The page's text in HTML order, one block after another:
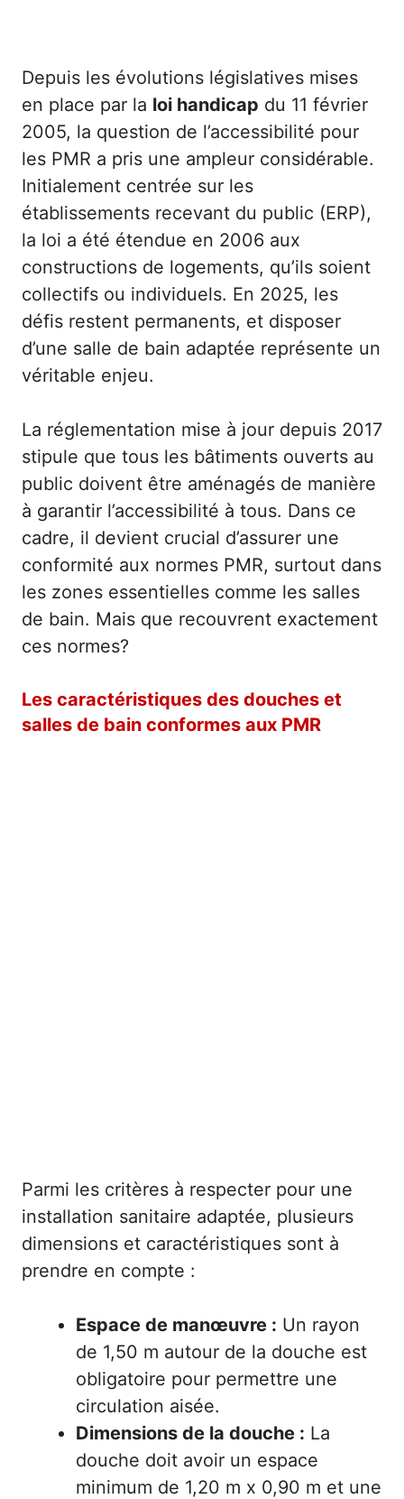
Depuis les évolutions législatives mises
en place par la loi handicap du 11 février
2005, la question de l’accessibilité pour
les PMR a pris une ampleur considérable.
Initialement centrée sur les
établissements recevant du public (ERP),
la loi a été étendue en 2006 aux
constructions de logements, qu’ils soient
collectifs ou individuels. En 2025, les
défis restent permanents, et disposer
d’une salle de bain adaptée représente un
véritable enjeu.
La réglementation mise à jour depuis 2017
stipule que tous les bâtiments ouverts au
public doivent être aménagés de manière
à garantir l’accessibilité à tous. Dans ce
cadre, il devient crucial d’assurer une
conformité aux normes PMR, surtout dans
les zones essentielles comme les salles
de bain. Mais que recouvrent exactement
ces normes?
Les caractéristiques des douches et
salles de bain conformes aux PMR
Parmi les critères à respecter pour une
installation sanitaire adaptée, plusieurs
dimensions et caractéristiques sont à
prendre en compte :
Espace de manœuvre : Un rayon
de 1,50 m autour de la douche est
obligatoire pour permettre une
circulation aisée.
Dimensions de la douche : La
douche doit avoir un espace
minimum de 1,20 m x 0,90 m et une